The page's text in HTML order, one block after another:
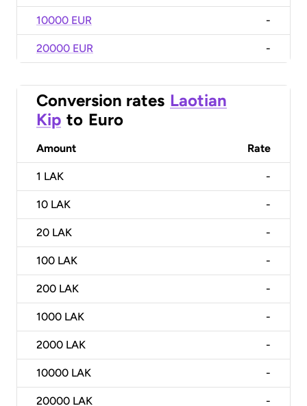
10000 EUR -
20000 EUR -
Conversion rates Laotian
Kip to Euro
Amount Rate
1 LAK -
10 LAK -
20 LAK -
100 LAK -
200 LAK -
1000 LAK -
2000 LAK -
10000 LAK -
20000 LAK -